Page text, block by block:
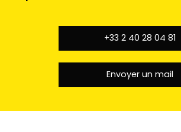
+33 2 40 28 04 81
Envoyer un mail